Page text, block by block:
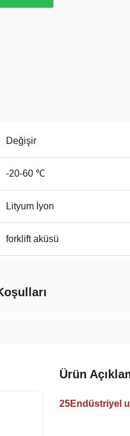
Değişir
-20-60 ℃
Lityum İyon
forklift aküsü
Ürün
25Endüstriyel